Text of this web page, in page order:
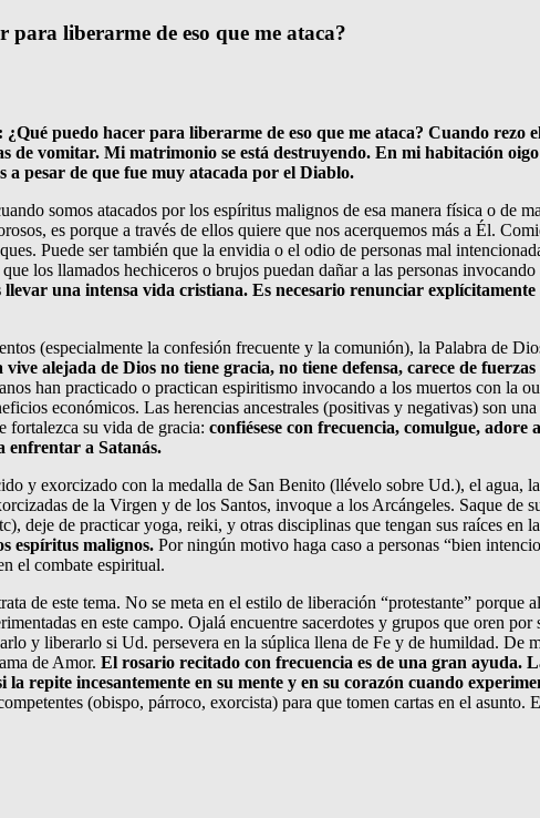
liberarme de eso que me ataca?
puedo hacer para liberarme de eso que me ataca? Cuando
de vomitar. Mi matrimonio se está destruyendo. En mi habitación
a pesar de que fue muy atacada por el Diablo.
somos atacados por los espíritus malignos de esa manera física o
es porque a través de ellos quiere que nos acerquemos más a Él.
Puede ser también que la envidia o el odio de personas mal
los llamados hechiceros o brujos puedan dañar a las personas
una intensa vida cristiana. Es necesario renunciar
(especialmente la confesión frecuente y la comunión), la Palabra de
alejada de Dios no tiene gracia, no tiene defensa, carece de
han practicado o practican espiritismo invocando a los muertos con
económicos. Las herencias ancestrales (positivas y negativas) son
fortalezca su vida de gracia: confiésese con frecuencia, comulgue,
a Satanás.
y exorcizado con la medalla de San Benito (llévelo sobre Ud.), el agua,
de la Virgen y de los Santos, invoque a los Arcángeles. Saque
deje de practicar yoga, reiki, y otras disciplinas que tengan sus raíces en
espíritus malignos. Por ningún motivo haga caso a personas “bien
el combate espiritual.
de este tema. No se meta en el estilo de liberación “protestante”
en este campo. Ojalá encuentre sacerdotes y grupos que oren
y liberarlo si Ud. persevera en la súplica llena de Fe y de humildad.
de Amor. El rosario recitado con frecuencia es de una gran ayuda.
la repite incesantemente en su mente y en su corazón cuando
(obispo, párroco, exorcista) para que tomen cartas en el asunto.